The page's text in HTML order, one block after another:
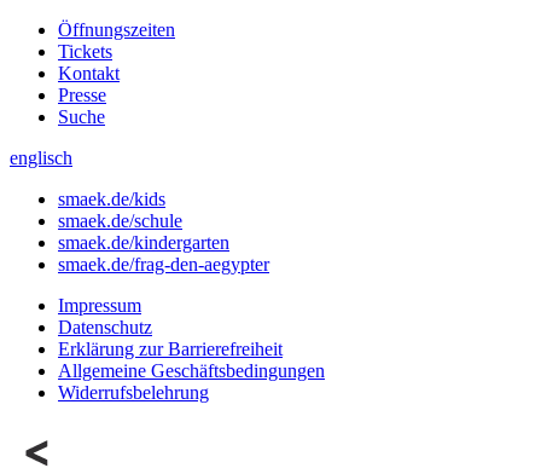
Öffnungszeiten
Tickets
Kontakt
Presse
Suche
englisch
smaek.de/kids
smaek.de/schule
smaek.de/kindergarten
smaek.de/frag-den-aegypter
Impressum
Datenschutz
Erklärung zur Barrierefreiheit
Allgemeine Geschäftsbedingungen
Widerrufsbelehrung